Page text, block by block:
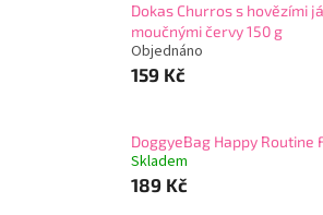
Dokas Churros s hovězími
moučnými červy 150 g
Objednáno
159 Kč
DoggyeBag Happy Routine
Skladem
189 Kč